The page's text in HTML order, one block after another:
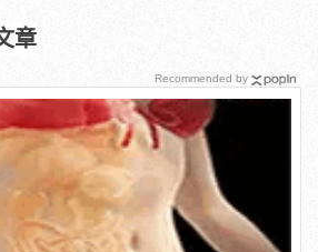
章
Recommended by